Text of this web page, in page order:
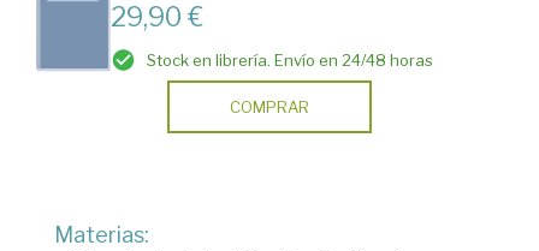
29,90 €
Stock en librería. Envío en 24/48 horas
COMPRAR
Materias: